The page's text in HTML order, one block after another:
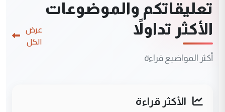
تعليقاتكم والموضوعات
الأكثر تداولاً
أكثر المواضيع قراءة
عرض
الكل
الأكثر قراءة